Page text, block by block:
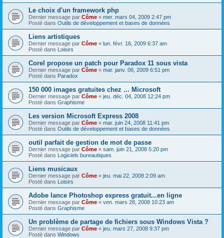
Le choix d'un framework php
Dernier message par Côme « mer. mars 04, 2009 2:47 pm
Posté dans Outils de développement et bases de données
Liens artistiques
Dernier message par Côme « lun. févr. 16, 2009 6:37 am
Posté dans Loisirs
Corel propose un patch pour Paradox 11 sous vista
Dernier message par Côme « mar. janv. 06, 2009 6:51 pm
Posté dans Paradox
150 000 images gratuites chez ... Microsoft
Dernier message par Côme « jeu. déc. 04, 2008 12:24 pm
Posté dans Graphisme
Les version Microsoft Express 2008
Dernier message par Côme « mar. juin 24, 2008 11:41 pm
Posté dans Outils de développement et bases de données
outil parfait de gestion de mot de passe
Dernier message par Côme « sam. juin 21, 2008 5:20 pm
Posté dans Logiciels bureautiques
Liens musicaux
Dernier message par Côme « jeu. mai 22, 2008 2:09 am
Posté dans Loisirs
Adobe lance Photoshop express gratuit...en ligne
Dernier message par Côme « ven. mars 28, 2008 10:23 am
Posté dans Graphisme
Un problème de partage de fichiers sous Windows Vista ?
Dernier message par Côme « jeu. mars 27, 2008 9:37 pm
Posté dans Windows